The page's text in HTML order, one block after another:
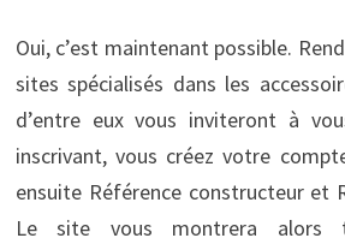
Oui, c’est maintenant possible.
sites spécialisés dans les
d’entre eux vous inviteront à
inscrivant, vous créez votre
ensuite Référence constructeur et
Le site vous montrera alors